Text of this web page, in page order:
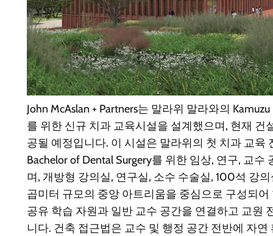
John McAslan + Partners는 말라위 말라와의
를 위한 신규 치과 교육시설을 설계했으며, 현재 건
공될 예정입니다. 이 시설은 말라위의 첫 치과 교육
Bachelor of Dental Surgery를 위한 임상, 연구, 교
며, 개방형 강의실, 연구실, 소수 수술실, 100석 강
곱미터 규모의 중앙 아트리움을 중심으로 구성되
공유 학습 자원과 일반 교수 공간을 연결하고 교원
니다. 건축 접근법은 교수 및 행정 공간 전반에 자